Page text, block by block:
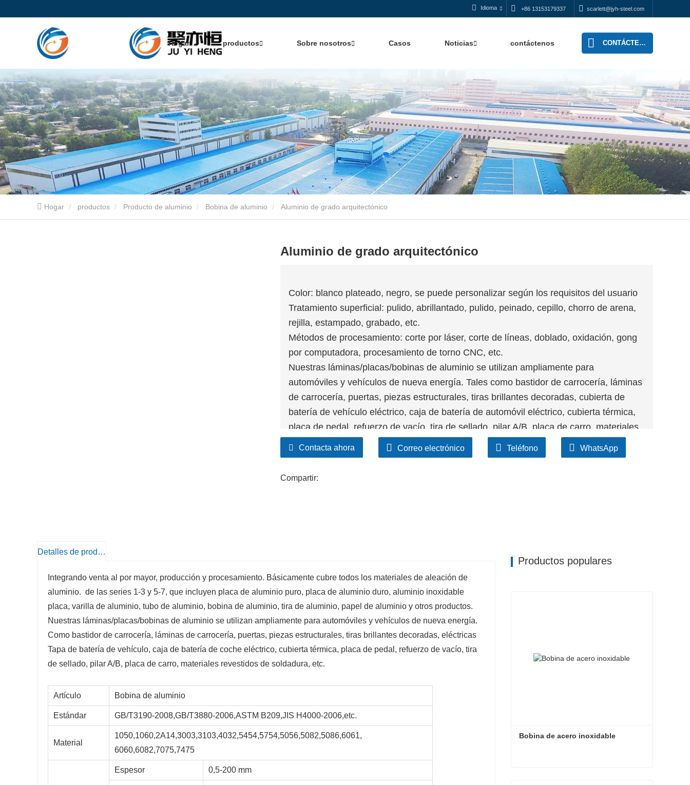
Idioma +86 13153179337 scarlett@jyh-steel.com
Hogar productos Sobre nosotros Casos Noticias contáctenos CONTÁCTENOS
Hogar productos Producto de aluminio Bobina de aluminio Aluminio de grado arquitectónico
Aluminio de grado arquitectónico
Color: blanco plateado, negro, se puede personalizar según los requisitos del usuario
Tratamiento superficial: pulido, abrillantado, pulido, peinado, cepillo, chorro de arena,
rejilla, estampado, grabado, etc.
Métodos de procesamiento: corte por láser, corte de líneas, doblado, oxidación, gong
por computadora, procesamiento de torno CNC, etc.
Nuestras láminas/placas/bobinas de aluminio se utilizan ampliamente para
automóviles y vehículos de nueva energía. Tales como bastidor de carrocería, láminas
de carrocería, puertas, piezas estructurales, tiras brillantes decoradas, cubierta de
batería de vehículo eléctrico, caja de batería de automóvil eléctrico, cubierta térmica,
placa de pedal, refuerzo de vacío, tira de sellado, pilar A/B, placa de carro, materiales
revestidos de soldadura fuerte etc.
Contacta ahora Correo electrónico Teléfono WhatsApp
Compartir:
Detalles de producto
Integrando venta al por mayor, producción y procesamiento. Básicamente cubre todos los materiales de aleación de
aluminio. de las series 1-3 y 5-7, que incluyen placa de aluminio puro, placa de aluminio duro, aluminio inoxidable
placa, varilla de aluminio, tubo de aluminio, bobina de aluminio, tira de aluminio, papel de aluminio y otros productos.
Nuestras láminas/placas/bobinas de aluminio se utilizan ampliamente para automóviles y vehículos de nueva energía.
Como bastidor de carrocería, láminas de carrocería, puertas, piezas estructurales, tiras brillantes decoradas, eléctricas
Tapa de batería de vehículo, caja de batería de coche eléctrico, cubierta térmica, placa de pedal, refuerzo de vacío, tira
de sellado, pilar A/B, placa de carro, materiales revestidos de soldadura, etc.
Artículo Bobina de aluminio
Estándar GB/T3190-2008,GB/T3880-2006,ASTM B209,JIS H4000-2006,etc.
Material
1050,1060,2A14,3003,3103,4032,5454,5754,5056,5082,5086,6061,
6060,6082,7075,7475
Espesor 0,5-200 mm
Productos populares
Bobina de acero inoxidable